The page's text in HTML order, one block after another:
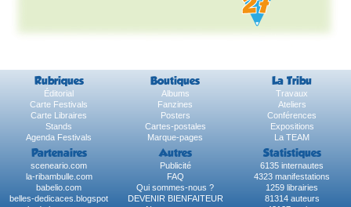
Rubriques Boutiques La Tribu
Éditorial Albums
Travaux
Carte Festivals
Fanzines
Ateliers
Carte Libraires
Posters
Conférences
Stands
Cartes-postales
Expositions
Agenda Festivals
Marque-pages La TEAM
Partenaires Autres Statistiques
sceneario.com Publicité
6135 internautes
la-ribambulle.com
FAQ
4323 manifestations
babelio.com
Qui sommes-nous ?
1259 librairies
belles-dedicaces.blogspot
DEVENIR BIENFAITEUR
81314 auteurs